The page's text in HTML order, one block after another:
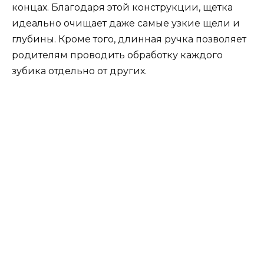
концах. Благодаря этой конструкции, щетка
идеально очищает даже самые узкие щели и
глубины. Кроме того, длинная ручка позволяет
родителям проводить обработку каждого
зубика отдельно от других.